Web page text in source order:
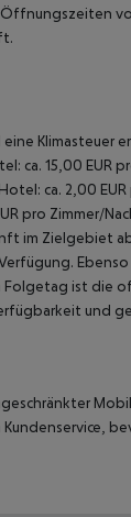
ca. 15,00 EUR
ca. 2,00
pro Zimmer/
im Zielgebiet
Folgetag ist die
und